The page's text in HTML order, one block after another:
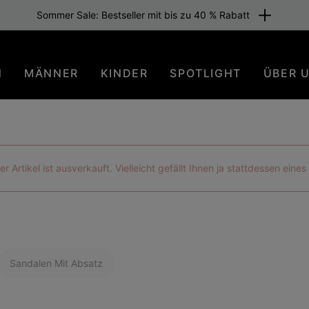
Versand für Mitglieder oder ab 80 € Warenwert. Sei dabei
MÄNNER KINDER SPOTLIGHT ÜBER
Artikel ist ausverkauft. Vielleicht gefällt Ihnen ja stattdessen eines
Sandalen Mit Absatz